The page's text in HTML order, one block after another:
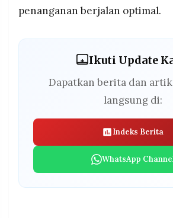
penanganan berjalan optimal.
Ikuti Update
Dapatkan berita dan
langsung di:
Indeks Berita
WhatsApp